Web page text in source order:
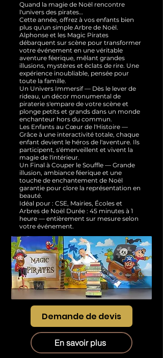
Quand la magie de Noël rencontre
l'univers des pirates…
Cette année, offrez à vos enfants bien
plus qu'un simple Arbre de Noël.
Alphonse et les Magic Pirates
débarquent sur scène pour transformer
votre événement en une véritable
aventure féerique, mêlant grandes
illusions, mystères et éclats de rire. Une
expérience inoubliable, pensée pour
toute la famille.
Un Univers Immersif — Dès le lever de
rideau, un décor monumental de
piraterie s'empare de votre scène et
plonge petits et grands dans un monde
enchanteur hors du commun.
Les Enfants au Cœur de l'Histoire —
Grâce à une interactivité totale, chaque
enfant devient le héros de l'aventure. Ils
participent, s'émerveillent et vivent la
magie de l'intérieur.
Un Final à Couper le Souffle — Grande
illusion, ambiance féerique et une
touche de enchantement de Noël
garantie pour clore la représentation en
beauté.
Idéal pour : CSE, Mairies, Écoles et
Arbres de Noël Durée : 45 minutes à 1
heure — entièrement sur mesure selon
votre événement.
Demande de devis
En savoir plus